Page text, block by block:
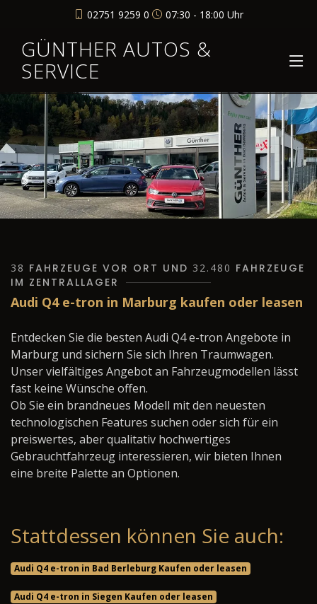
02751 9259 0 07:30 - 18:00 Uhr
GÜNTHER AUTOS &
SERVICE
38 FAHRZEUGE VOR ORT UND 32.480 FAHRZEUGE
IM ZENTRALLAGER
Audi Q4 e-tron in Marburg kaufen oder leasen
Entdecken Sie die besten Audi Q4 e-tron Angebote in
Marburg und sichern Sie sich Ihren Traumwagen.
Unser vielfältiges Angebot an Fahrzeugmodellen lässt
fast keine Wünsche offen.
Ob Sie ein brandneues Modell mit den neuesten
technologischen Features suchen oder sich für ein
preiswertes, aber qualitativ hochwertiges
Gebrauchtfahrzeug interessieren, wir bieten Ihnen
eine breite Palette an Optionen.
Stattdessen können Sie auch:
Audi Q4 e-tron in Bad Berleburg Kaufen oder leasen
Audi Q4 e-tron in Siegen Kaufen oder leasen